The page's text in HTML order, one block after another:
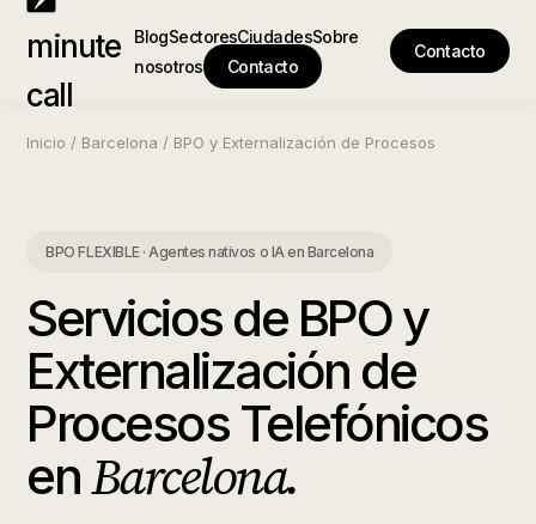
minute
call
BlogSectoresCiudadesSobre
nosotros
Contacto
Contacto
Inicio / Barcelona / BPO y Externalización de Procesos
BPO FLEXIBLE · Agentes nativos o IAen Barcelona
Servicios de BPO y
Externalización de
Procesos Telefónicos
enBarcelona.